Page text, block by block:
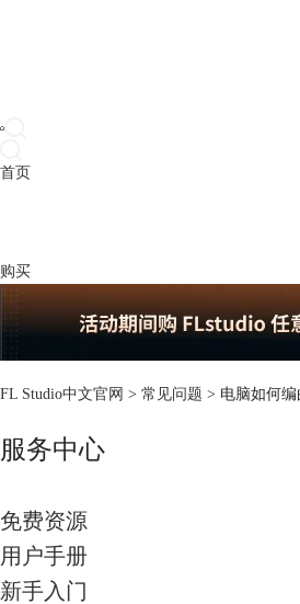
首页
购买
FL Studio中文官网 > 常见问题 > 电脑如何
服务中心
免费资源
用户手册
新手入门